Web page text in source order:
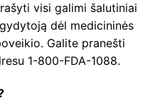
visi galimi šalutiniai
dėl medicininės
Galite pranešti
1-800-FDA-1088.